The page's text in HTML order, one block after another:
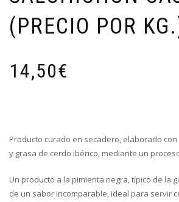
(PRECIO POR
14,50€
Producto curado en secadero, elaborado
y grasa de cerdo ibérico, mediante un
Un producto a la pimienta negra, típico de la
de un sabor incomparable, ideal para servir